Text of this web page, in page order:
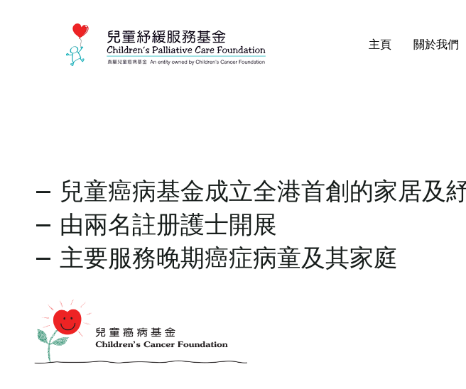
主頁 關於我們
– 兒童癌病基金成立全港首創的家居及
– 由兩名註册護士開展
– 主要服務晚期癌症病童及其家庭